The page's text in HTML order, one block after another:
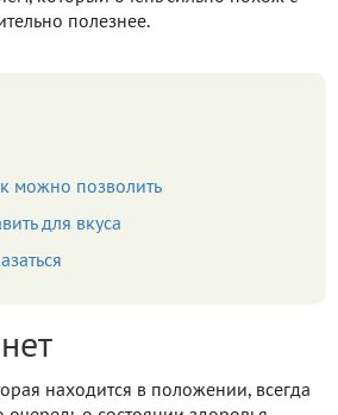
полезнее.
можно позволить
для вкуса
находится в положении, всегда